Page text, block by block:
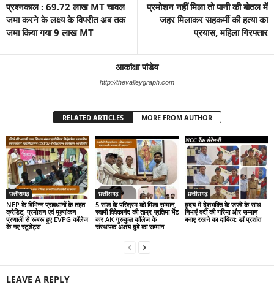
प्रश्नकाल : 69.72 लाख MT चावल
जमा करने के लक्ष्य के विपरीत अब तक
जमा किया गया 9 लाख MT
प्रमोशन नहीं मिला तो पानी की बोतल में
जहर मिलाकर सहकर्मी की हत्या का
प्रयास, महिला गिरफ्तार
आकांक्षा पांडेय
http://thevalleygraph.com
RELATED ARTICLES MORE FROM AUTHOR
छत्तीसगढ़
NEP के विभिन्न प्रावधानों के तहत
क्रेडिट, प्रमोशन एवं मूल्यांकन
प्रणाली से रूबरू हुए EVPG कॉलेज
के नए स्टूडेंट्स
छत्तीसगढ़
5 साल के परिश्रम को मिला सम्मान,
स्वामी विवेकानंद की ताम्र प्रतिमा भेंट
कर AK गुरुकुल कॉलेज के
संस्थापक अक्षय दुबे का सम्मान
छत्तीसगढ़
हृदय में देशभक्ति के जज्बे के साथ
निभाएं वर्दी की गरिमा और सम्मान
बनाए रखने का दायित्व: डाॅ प्रशांत
LEAVE A REPLY